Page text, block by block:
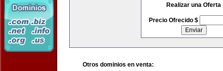
Realizar una Oferta
Precio Ofrecido $
Otros dominios en venta: